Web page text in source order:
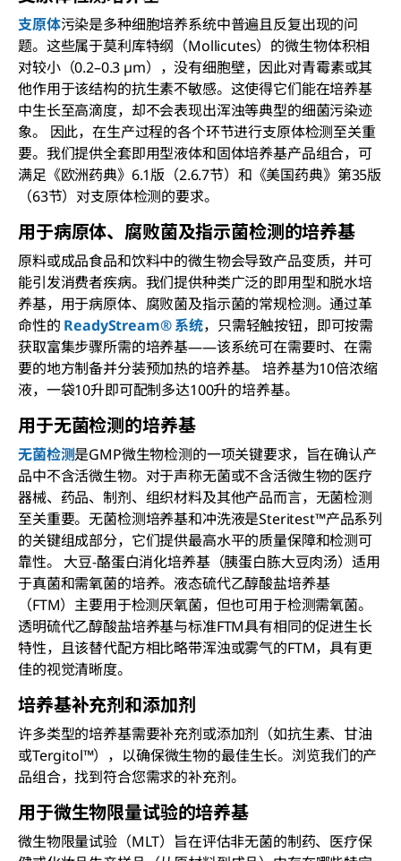
支原体污染是多种细胞培养系统中普遍且反复出现的问
题。这些属于莫利库特纲（Mollicutes）的微生物体积相
对较小（0.2–0.3 µm），没有细胞壁，因此对青霉素或其
他作用于该结构的抗生素不敏感。这使得它们能在培养基
中生长至高滴度，却不会表现出浑浊等典型的细菌污染迹
象。 因此，在生产过程的各个环节进行支原体检测至关重
要。我们提供全套即用型液体和固体培养基产品组合，可
满足《欧洲药典》6.1版（2.6.7节）和《美国药典》第35版
（63节）对支原体检测的要求。
用于病原体、腐败菌及指示菌检测的培养基
原料或成品食品和饮料中的微生物会导致产品变质，并可
能引发消费者疾病。我们提供种类广泛的即用型和脱水培
养基，用于病原体、腐败菌及指示菌的常规检测。通过革
命性的 ReadyStream® 系统，只需轻触按钮，即可按需
获取富集步骤所需的培养基——该系统可在需要时、在需
要的地方制备并分装预加热的培养基。 培养基为10倍浓缩
液，一袋10升即可配制多达100升的培养基。
用于无菌检测的培养基
无菌检测是GMP微生物检测的一项关键要求，旨在确认产
品中不含活微生物。对于声称无菌或不含活微生物的医疗
器械、药品、制剂、组织材料及其他产品而言，无菌检测
至关重要。无菌检测培养基和冲洗液是Steritest™产品系列
的关键组成部分，它们提供最高水平的质量保障和检测可
靠性。 大豆-酪蛋白消化培养基（胰蛋白胨大豆肉汤）适用
于真菌和需氧菌的培养。液态硫代乙醇酸盐培养基
（FTM）主要用于检测厌氧菌，但也可用于检测需氧菌。
透明硫代乙醇酸盐培养基与标准FTM具有相同的促进生长
特性，且该替代配方相比略带浑浊或雾气的FTM，具有更
佳的视觉清晰度。
培养基补充剂和添加剂
许多类型的培养基需要补充剂或添加剂（如抗生素、甘油
或Tergitol™），以确保微生物的最佳生长。浏览我们的产
品组合，找到符合您需求的补充剂。
用于微生物限量试验的培养基
微生物限量试验（MLT）旨在评估非无菌的制药、医疗保